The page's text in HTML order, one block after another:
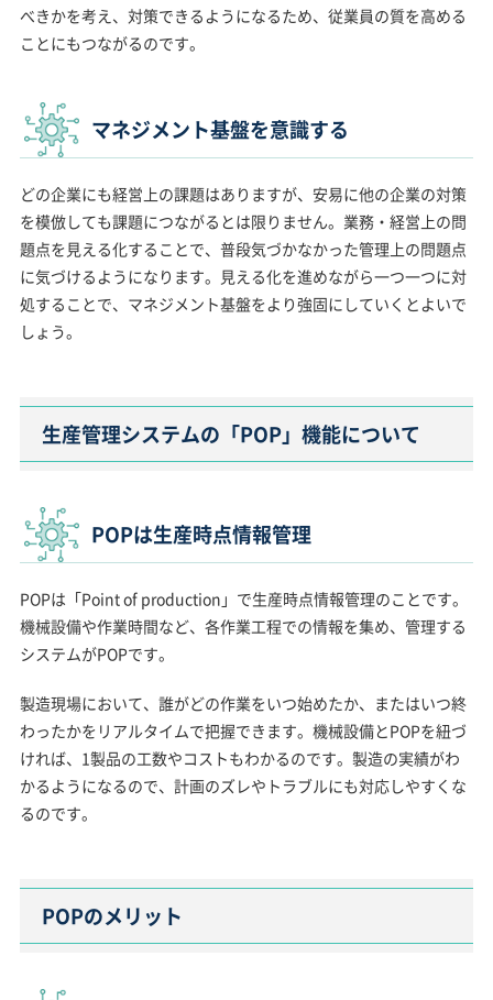
べきかを考え、対策できるようになるため、従業員の質を高める
ことにもつながるのです。
マネジメント基盤を意識する
どの企業にも経営上の課題はありますが、安易に他の企業の対策
を模倣しても課題につながるとは限りません。業務・経営上の問
題点を見える化することで、普段気づかなかった管理上の問題点
に気づけるようになります。見える化を進めながら一つ一つに対
処することで、マネジメント基盤をより強固にしていくとよいで
しょう。
生産管理システムの「POP」機能について
POPは生産時点情報管理
POPは「Point of production」で生産時点情報管理のことです。
機械設備や作業時間など、各作業工程での情報を集め、管理する
システムがPOPです。
製造現場において、誰がどの作業をいつ始めたか、またはいつ終
わったかをリアルタイムで把握できます。機械設備とPOPを紐づ
ければ、1製品の工数やコストもわかるのです。製造の実績がわ
かるようになるので、計画のズレやトラブルにも対応しやすくな
るのです。
POPのメリット